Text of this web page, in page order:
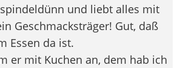
und liebt alles mit
Geschmacksträger! Gut, daß
Essen da ist.
er mit Kuchen an, dem hab ich